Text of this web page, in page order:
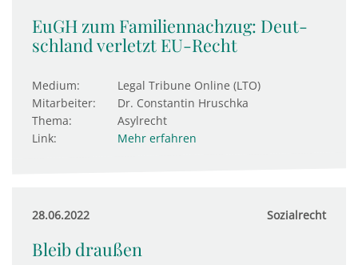
EuGH zum Familiennachzug: Deut­
sch­land ver­letzt EU-Recht
Medium:
Legal Tribune Online (LTO)
Mitarbeiter:
Dr. Constantin Hruschka
Thema:
Asylrecht
Link:
Mehr erfahren
28.06.2022 Sozialrecht
Bleib draußen